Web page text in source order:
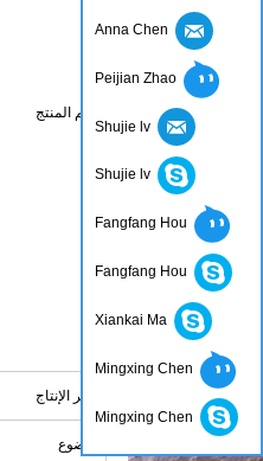
اتصل الآن
اسم المنتج
مدير الإنتاج
موضوع
Anna Chen
Shujie lv